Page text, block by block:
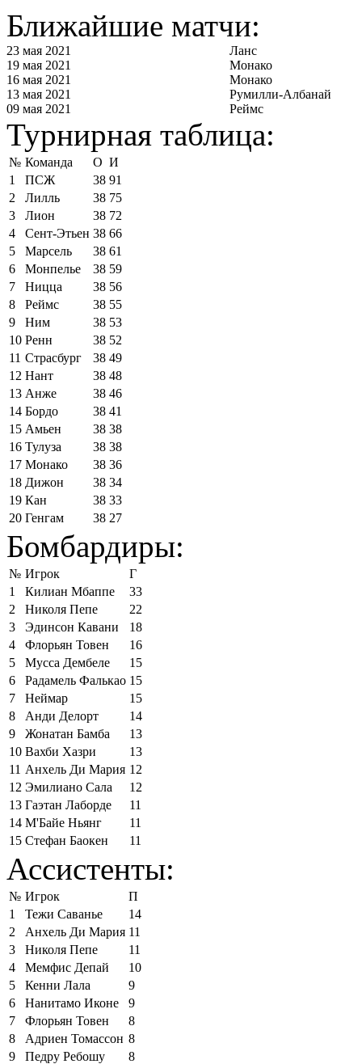
Ближайшие матчи:
23 мая 2021
Ланс
19 мая 2021
Монако
16 мая 2021
Монако
13 мая 2021
Румилли-Албанай
09 мая 2021
Реймс
Турнирная таблица:
№ Команда О И
1
ПСЖ 38 91
2
Лилль 38 75
3
Лион 38 72
4
Сент-Этьен 38 66
5
Марсель 38 61
6
Монпелье 38 59
7
Ницца 38 56
8
Реймс 38 55
9
Ним 38 53
10 Ренн 38 52
11 Страсбург 38 49
12 Нант 38 48
13 Анже 38 46
14 Бордо 38 41
15 Амьен 38 38
16 Тулуза 38 38
17 Монако 38 36
18 Дижон 38 34
19 Кан 38 33
20 Генгам 38 27
Бомбардиры:
№ Игрок
Г
1
Килиан Мбаппе
33
2
Николя Пепе
22
3
Эдинсон Кавани
18
4
Флорьян Товен
16
5
Мусса Дембеле
15
6
Радамель Фалькао 15
7
Неймар
15
8
Анди Делорт
14
9
Жонатан Бамба
13
10 Вахби Хазри
13
11 Анхель Ди Мария 12
12 Эмилиано Сала
12
13 Гаэтан Лаборде
11
14 М'Байе Ньянг
11
15 Стефан Баокен 11
Ассистенты:
№ Игрок
П
1
Тежи Саванье
14
2
Анхель Ди Мария 11
3
Николя Пепе
11
4
Мемфис Депай
10
5
Кенни Лала
9
6
Нанитамо Иконе
9
7
Флорьян Товен
8
8
Адриен Томассон 8
9
Педру Ребошу
8